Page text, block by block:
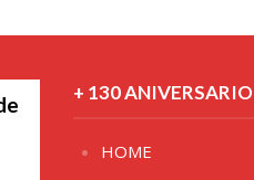
+ 130 ANIVERSARIO
HOME